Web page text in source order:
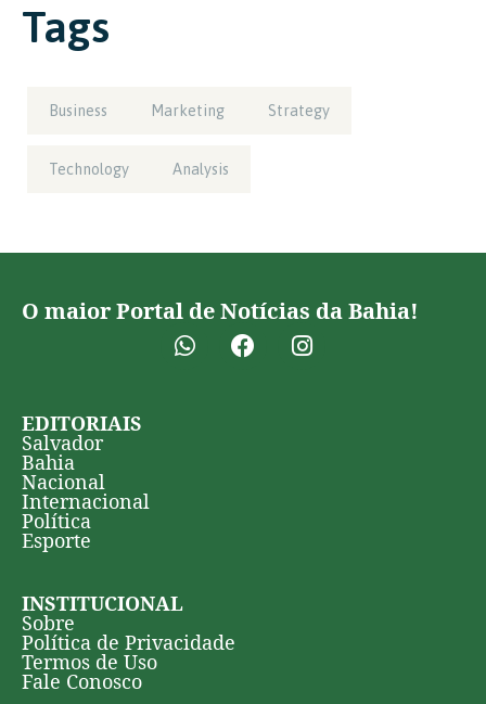
Tags
Business Marketing Strategy
Technology Analysis
O maior Portal de Notícias da Bahia!
EDITORIAIS
Salvador
Bahia
Nacional
Internacional
Política
Esporte
INSTITUCIONAL
Sobre
Política de Privacidade
Termos de Uso
Fale Conosco